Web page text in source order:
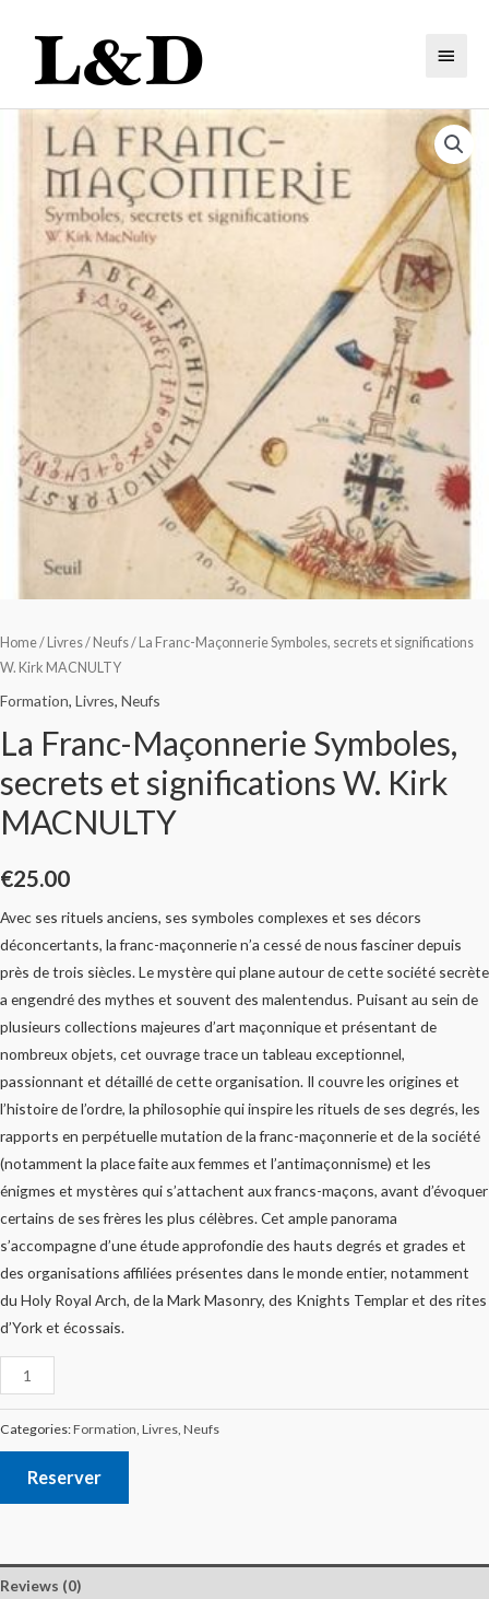
Home/ Livres/ Neufs/ La Franc-Maçonnerie Symboles, secrets et significations
W. Kirk MACNULTY
Formation, Livres, Neufs
La Franc-Maçonnerie Symboles,
secrets et significations W. Kirk
MACNULTY
€25.00
Avec ses rituels anciens, ses symboles complexes et ses décors
déconcertants, la franc-maçonnerie n’a cessé de nous fasciner depuis
près de trois siècles. Le mystère qui plane autour de cette société secrète
a engendré des mythes et souvent des malentendus. Puisant au sein de
plusieurs collections majeures d’art maçonnique et présentant de
nombreux objets, cet ouvrage trace un tableau exceptionnel,
passionnant et détaillé de cette organisation. Il couvre les origines et
l’histoire de l’ordre, la philosophie qui inspire les rituels de ses degrés, les
rapports en perpétuelle mutation de la franc-maçonnerie et de la société
(notamment la place faite aux femmes et l’antimaçonnisme) et les
énigmes et mystères qui s’attachent aux francs-maçons, avant d’évoquer
certains de ses frères les plus célèbres. Cet ample panorama
s’accompagne d’une étude approfondie des hauts degrés et grades et
des organisations affiliées présentes dans le monde entier, notamment
du Holy Royal Arch, de la Mark Masonry, des Knights Templar et des rites
d’York et écossais.
Categories:Formation Livres Neufs
Reserver
Reviews (0)